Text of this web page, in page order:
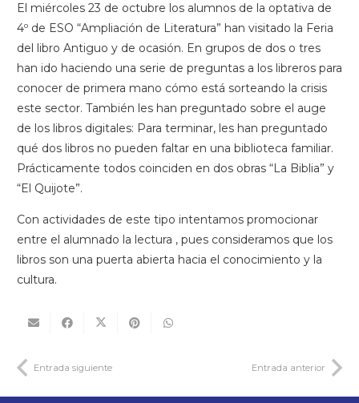
El miércoles 23 de octubre los alumnos de la optativa de
4º de ESO “Ampliación de Literatura” han visitado la Feria
del libro Antiguo y de ocasión. En grupos de dos o tres
han ido haciendo una serie de preguntas a los libreros para
conocer de primera mano cómo está sorteando la crisis
este sector. También les han preguntado sobre el auge
de los libros digitales: Para terminar, les han preguntado
qué dos libros no pueden faltar en una biblioteca familiar.
Prácticamente todos coinciden en dos obras “La Biblia” y
“El Quijote”.
Con actividades de este tipo intentamos promocionar
entre el alumnado la lectura , pues consideramos que los
libros son una puerta abierta hacia el conocimiento y la
cultura.
Entrada siguiente Entrada anterior